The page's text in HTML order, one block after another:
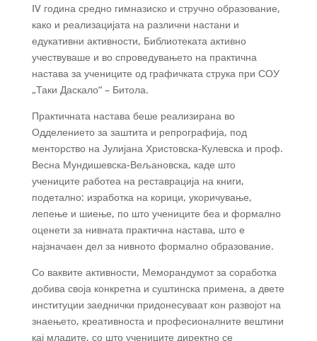
IV година средно гимназиско и стручно образование,
како и реализацијата на различни настани и
едукативни активности, Библиотеката активно
учествуваше и во спроведувањето на практична
настава за учениците од графичката струка при СОУ
„Таки Даскало“ – Битола.
Практичната настава беше реализирана во
Одделението за заштита и репрографија, под
менторство на Јулијана Христовска-Кулевска и проф.
Весна Мундишевска-Вељановска, каде што
учениците работеа на реставрација на книги,
подетално: изработка на корици, укоричување,
лепење и шиење, по што учениците беа и формално
оценети за нивната практична настава, што е
најзначаен дел за нивното формално образование.
Со ваквите активности, Меморандумот за соработка
добива своја конкретна и суштинска примена, а двете
институции заеднички придонесуваат кон развојот на
знаењето, креативноста и професионалните вештини
кај младите, со што учениците директно се